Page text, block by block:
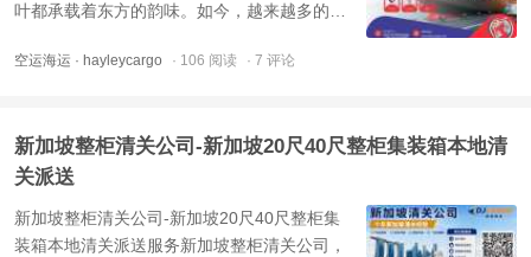
叶都承载着东方的韵味。如今，越来越多的茶
坡。但国际运输流程复杂，如何确保茶叶安
州递接物流提供中国至新加 ...
空运海运 · hayleycargo · 106 阅读 · 7 评论
新加坡整柜清关公司-新加坡20尺40尺整柜集装箱本地清
关派送
新加坡整柜清关公司-新加坡20尺40尺整柜集
装箱本地清关派送服务新加坡整柜清关公司，